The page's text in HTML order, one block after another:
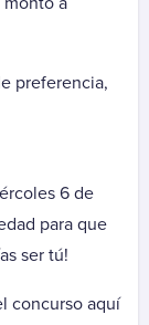
preferencia,
6 de
para que
ser tú!
concurso aquí